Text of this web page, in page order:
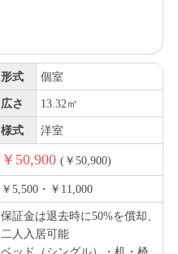
形式 個室
広さ 13.32㎡
様式 洋室
￥50,900 (￥50,900)
￥5,500・￥11,000
保証金は退去時に50%を償却、
二人入居可能